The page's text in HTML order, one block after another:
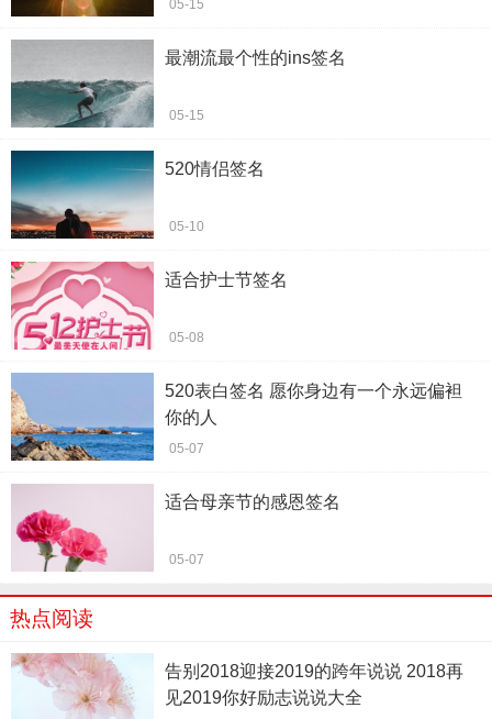
05-15
最潮流最个性的ins签名
05-15
520情侣签名
05-10
适合护士节签名
05-08
520表白签名 愿你身边有一个永远偏袒
你的人
05-07
适合母亲节的感恩签名
05-07
热点阅读
告别2018迎接2019的跨年说说 2018再
见2019你好励志说说大全